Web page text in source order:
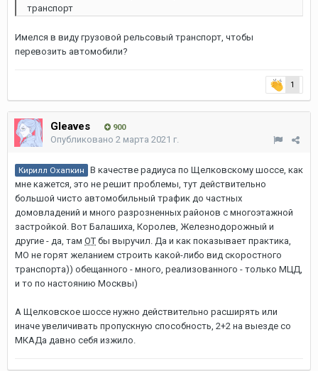
транспорт
Имелся в виду грузовой рельсовый транспорт, чтобы
перевозить автомобили?
1
Gleaves 900
Опубликовано 2 марта 2021 г.
Кирилл Охапкин
В качестве радиуса по Щелковскому шоссе, как
мне кажется, это не решит проблемы, тут действительно
большой чисто автомобильный трафик до частных
домовладений и много разрозненных районов с многоэтажной
застройкой. Вот Балашиха, Королев, Железнодорожный и
другие - да, там ОТ бы выручил. Да и как показывает практика,
МО не горят желанием строить какой-либо вид скоростного
транспорта)) обещанного - много, реализованного - только МЦД,
и то по настоянию Москвы)
А Щелковское шоссе нужно действительно расширять или
иначе увеличивать пропускную способность, 2+2 на выезде со
МКАДа давно себя изжило.